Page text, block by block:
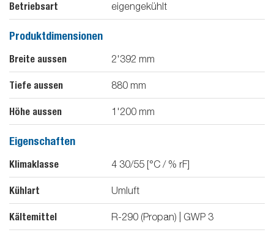
Betriebsart eigengekühlt
Produktdimensionen
Breite aussen 2'392 mm
Tiefe aussen 880 mm
Höhe aussen 1'200 mm
Eigenschaften
Klimaklasse 4 30/55 [°C / % rF]
Kühlart Umluft
Kältemittel R-290 (Propan) | GWP 3